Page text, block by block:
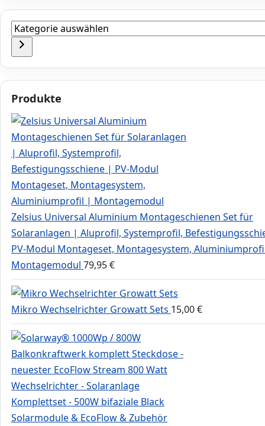
Kategorie
auswählen
Produkte
Zelsius Universal Aluminium Montageschienen Set für
Solaranlagen | Aluprofil, Systemprofil,
PV-Modul Montageset, Montagesystem,
Montagemodul 79,95€
Mikro Wechselrichter Growatt Sets 15,00€